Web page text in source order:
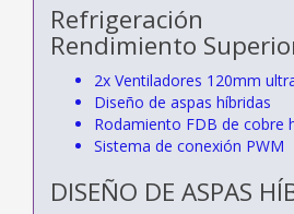
Refrigeración
Rendimiento
2x Ventiladores 120mm
Diseño de aspas híbridas
Rodamiento FDB de cobre
Sistema de conexión PWM
DISEÑO DE ASPAS